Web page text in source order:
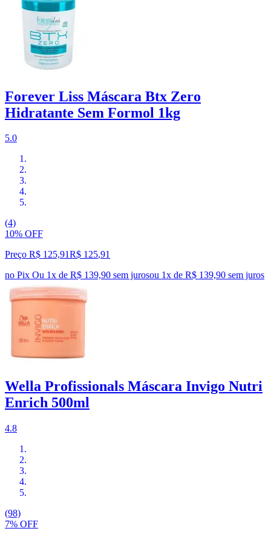
Forever Liss Máscara Btx Zero
Hidratante Sem Formol 1kg
5.0
(4)
10% OFF
Preço R$ 125,91R$ 125,91
no Pix Ou 1x de R$ 139,90 sem jurosou 1x de R$ 139,90 sem juros
Wella Profissionals Máscara Invigo Nutri
Enrich 500ml
4.8
(98)
7% OFF